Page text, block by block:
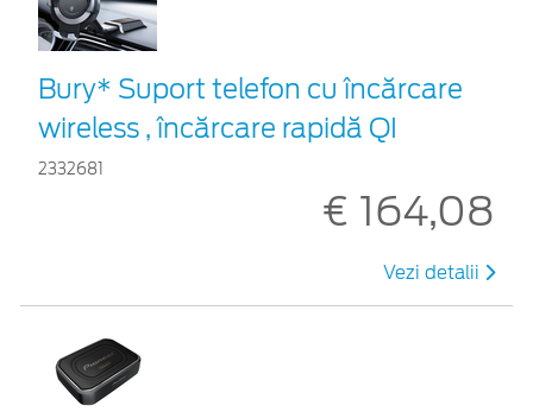
Bury* Suport telefon cu încărcare
wireless , încărcare rapidă QI
2332681
€ 164,08
Vezi detalii